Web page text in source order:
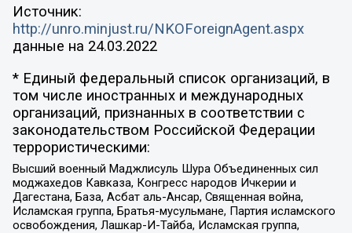
Источник:
http://unro.minjust.ru/NKOForeignAgent.aspx
данные на 24.03.2022
* Единый федеральный список организаций, в
том числе иностранных и международных
организаций, признанных в соответствии с
законодательством Российской Федерации
террористическими:
Высший военный Маджлисуль Шура Объединенных сил
моджахедов Кавказа, Конгресс народов Ичкерии и
Дагестана, База, Асбат аль-Ансар, Священная война,
Исламская группа, Братья-мусульмане, Партия исламского
освобождения, Лашкар-И-Тайба, Исламская группа,